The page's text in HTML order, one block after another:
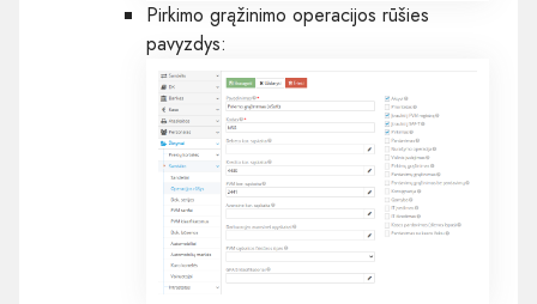
Pirkimo grąžinimo operacijos rūšies
pavyzdys: